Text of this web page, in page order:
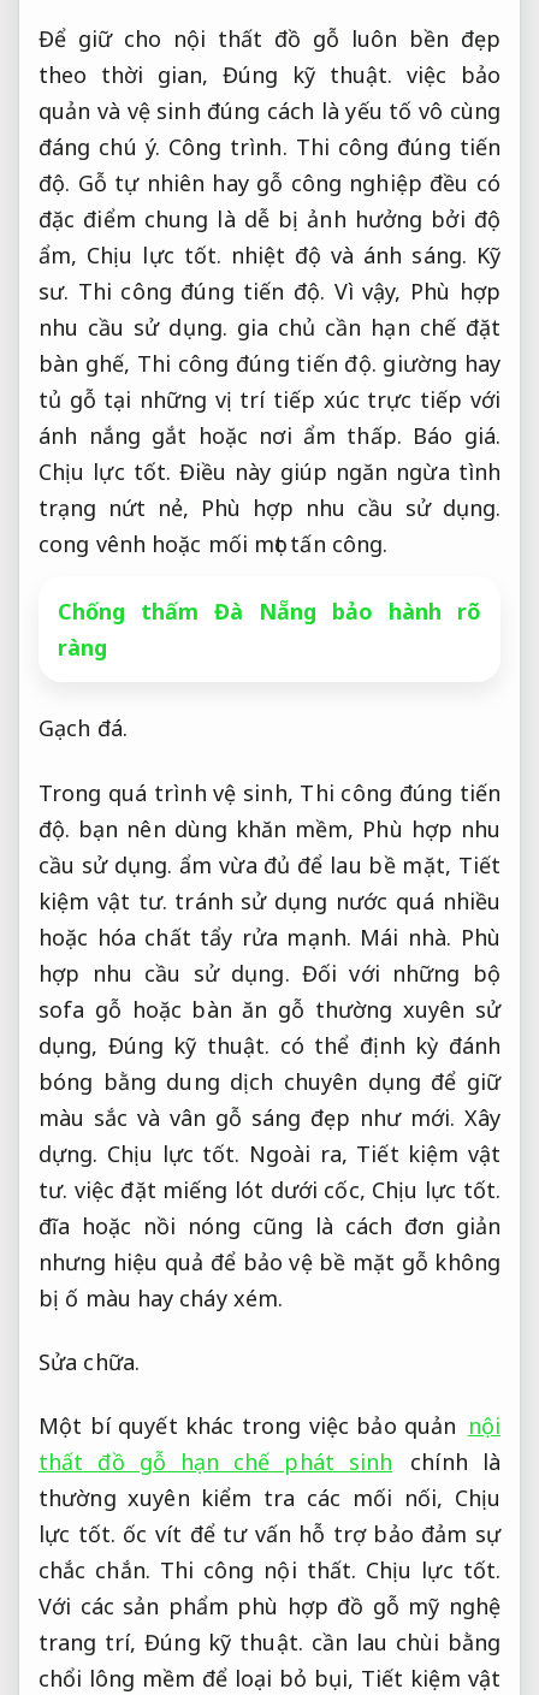
Để giữ cho nội thất đồ gỗ luôn bền đẹp
theo thời gian, Đúng kỹ thuật. việc bảo
quản và vệ sinh đúng cách là yếu tố vô cùng
đáng chú ý. Công trình. Thi công đúng tiến
độ. Gỗ tự nhiên hay gỗ công nghiệp đều có
đặc điểm chung là dễ bị ảnh hưởng bởi độ
ẩm, Chịu lực tốt. nhiệt độ và ánh sáng. Kỹ
sư. Thi công đúng tiến độ. Vì vậy, Phù hợp
nhu cầu sử dụng. gia chủ cần hạn chế đặt
bàn ghế, Thi công đúng tiến độ. giường hay
tủ gỗ tại những vị trí tiếp xúc trực tiếp với
ánh nắng gắt hoặc nơi ẩm thấp. Báo giá.
Chịu lực tốt. Điều này giúp ngăn ngừa tình
trạng nứt nẻ, Phù hợp nhu cầu sử dụng.
cong vênh hoặc mối mọt tấn công.
Chống thấm Đà Nẵng bảo hành rõ
ràng
Gạch đá.
Trong quá trình vệ sinh, Thi công đúng tiến
độ. bạn nên dùng khăn mềm, Phù hợp nhu
cầu sử dụng. ẩm vừa đủ để lau bề mặt, Tiết
kiệm vật tư. tránh sử dụng nước quá nhiều
hoặc hóa chất tẩy rửa mạnh. Mái nhà. Phù
hợp nhu cầu sử dụng. Đối với những bộ
sofa gỗ hoặc bàn ăn gỗ thường xuyên sử
dụng, Đúng kỹ thuật. có thể định kỳ đánh
bóng bằng dung dịch chuyên dụng để giữ
màu sắc và vân gỗ sáng đẹp như mới. Xây
dựng. Chịu lực tốt. Ngoài ra, Tiết kiệm vật
tư. việc đặt miếng lót dưới cốc, Chịu lực tốt.
đĩa hoặc nồi nóng cũng là cách đơn giản
nhưng hiệu quả để bảo vệ bề mặt gỗ không
bị ố màu hay cháy xém.
Sửa chữa.
Một bí quyết khác trong việc bảo quản nội
thất đồ gỗ hạn chế phát sinh
chính là
thường xuyên kiểm tra các mối nối, Chịu
lực tốt. ốc vít để tư vấn hỗ trợ bảo đảm sự
chắc chắn. Thi công nội thất. Chịu lực tốt.
Với các sản phẩm phù hợp đồ gỗ mỹ nghệ
trang trí,Đúng kỹ thuật. cần lau chùi bằng
chổi lông mềm để loại bỏ bụi, Tiết kiệm vật